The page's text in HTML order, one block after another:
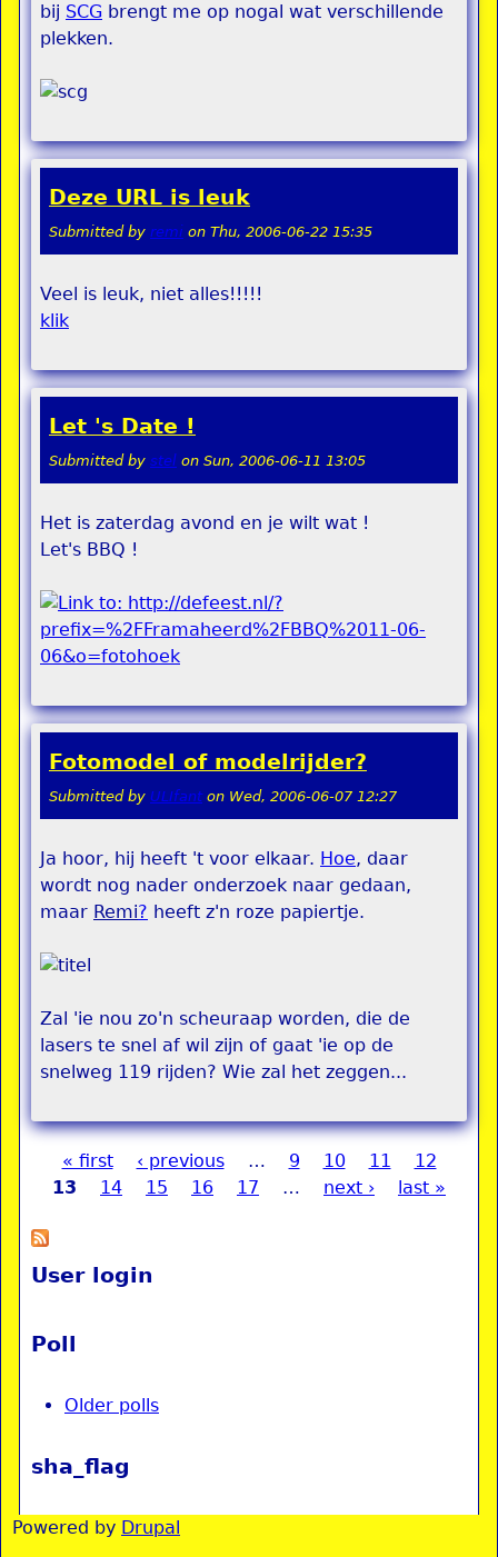
bij SCG brengt me op nogal wat verschillende
plekken.
Deze URL is leuk
Submitted by remi on Thu, 2006-06-22 15:35
Veel is leuk, niet alles!!!!!
klik
Let 's Date !
Submitted by stel on Sun, 2006-06-11 13:05
Het is zaterdag avond en je wilt wat !
Let's BBQ !
Fotomodel of modelrijder?
Submitted by ULIfanton Wed, 2006-06-07 12:27
Ja hoor, hij heeft 't voor elkaar. Hoe, daar
wordt nog nader onderzoek naar gedaan,
maar Remi? heeft z'n roze papiertje.
Zal 'ie nou zo'n scheuraap worden, die de
lasers te snel af wil zijn of gaat 'ie op de
snelweg 119 rijden? Wie zal het zeggen...
Pages
« first ‹ previous … 9 10 11
12
13
14 15 16 17 … next › last »
User login
Poll
Older polls
sha_flag
Powered by Drupal